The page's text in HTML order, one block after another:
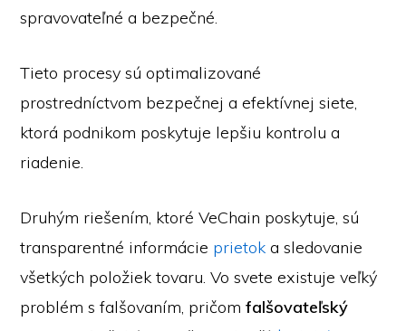
spravovateľné a bezpečné.
Tieto procesy sú optimalizované
prostredníctvom bezpečnej a efektívnej siete,
ktorá podnikom poskytuje lepšiu kontrolu a
riadenie.
Druhým riešením, ktoré VeChain poskytuje, sú
transparentné informácie prietok a sledovanie
všetkých položiek tovaru. Vo svete existuje veľký
problém s falšovaním, pričomfalšovateľský